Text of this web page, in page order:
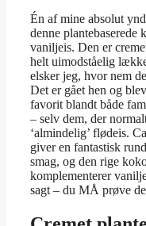
Én af mine absolut
denne plantebaserede
vaniljeis. Den er
helt uimodståelig
elsker jeg, hvor nem
Det er gået hen og
favorit blandt både
– selv dem, der
‘almindelig’ flødeis.
giver en fantastisk
smag, og den rige
komplementerer
sagt – du MÅ prøve